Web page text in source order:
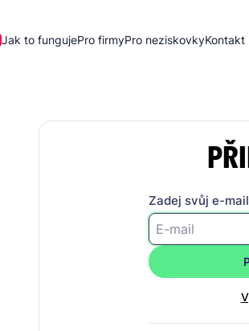
Jak to fungujePro firmyPro neziskovkyKontakt
Zadej svůj e-mail